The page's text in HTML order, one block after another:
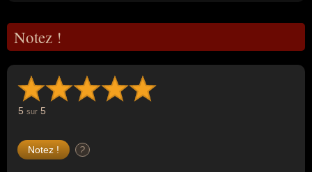
Notez !
5 sur 5
?